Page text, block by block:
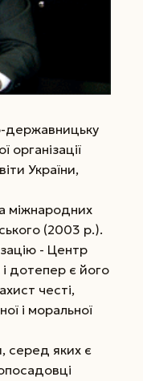
державницьку
організації
України,
міжнародних
(2003 р.).
- Центр
дотепер є його
честі,
і моральної
серед яких є